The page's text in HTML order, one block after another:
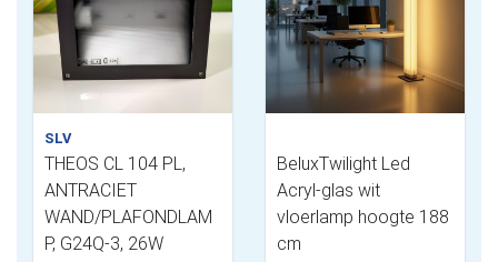
SLV
THEOS CL 104 PL,
ANTRACIET
WAND/PLAFONDLAM
P, G24Q-3, 26W
BeluxTwilight Led
Acryl-glas wit
vloerlamp hoogte 188
cm